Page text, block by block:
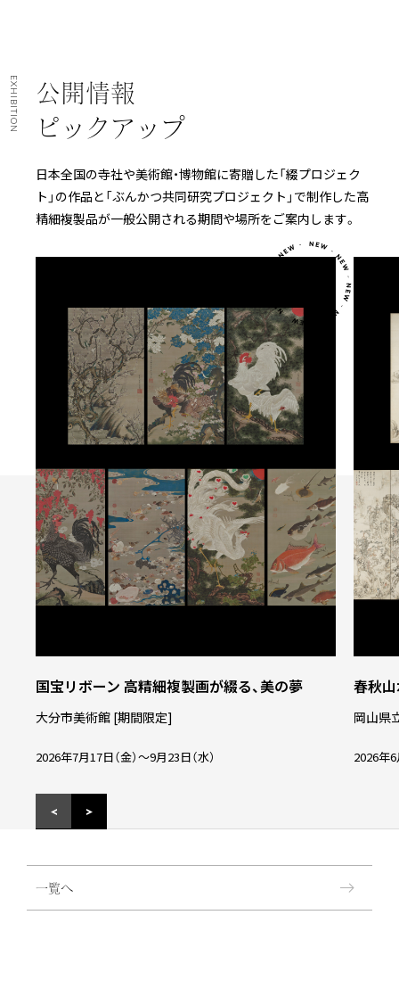
EXHIBITION
公開情報
ピックアップ
日本全国の寺社や美術館・博物館に寄贈した「綴プロジェク
ト」の作品と「ぶんかつ共同研究プロジェクト」で制作した高
精細複製品が一般公開される期間や場所をご案内します。
国宝リボーン 高精細複製画が綴る、美の夢
大分市美術館 [期間限定]
2026年7月17日（金）～9月23日（水）
春秋
岡山県
2026年6
一覧へ